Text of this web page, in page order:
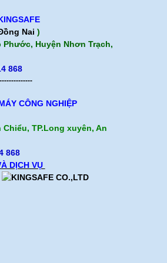
Nai )
Phước, Huyện Nhơn Trạch,
868
CÔNG NGHIỆP
TP.Long xuyên, An
868
DỊCH VỤ